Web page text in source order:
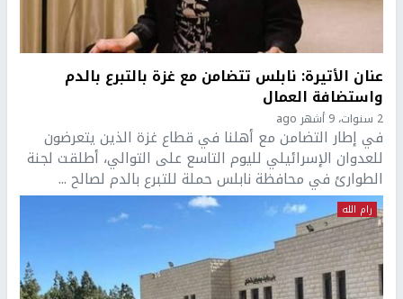
عنان الأتيرة: نابلس تتضامن مع غزة بالتبرع بالدم
واستضافة العمال
2 سنوات، 9 أشهر ago
في إطار التضامن مع أهلنا في قطاع غزة الذين يتعرضون
للعدوان الإسرائيلي لليوم التاسع على التوالي، أطلقت لجنة
الطوارئ في محافظة نابلس حملة للتبرع بالدم لصالح ...
رام الله